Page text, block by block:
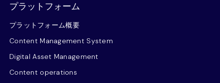
プラットフォーム
プラットフォーム概要
Content Management System
Digital Asset Management
Content operations